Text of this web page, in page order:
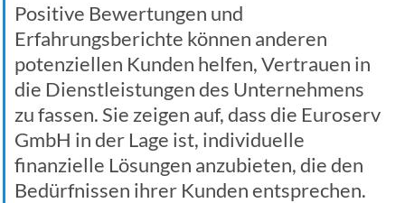
Positive Bewertungen und
Erfahrungsberichte können anderen
potenziellen Kunden helfen, Vertrauen in
die Dienstleistungen des Unternehmens
zu fassen. Sie zeigen auf, dass die Euroserv
GmbH in der Lage ist, individuelle
finanzielle Lösungen anzubieten, die den
Bedürfnissen ihrer Kunden entsprechen.